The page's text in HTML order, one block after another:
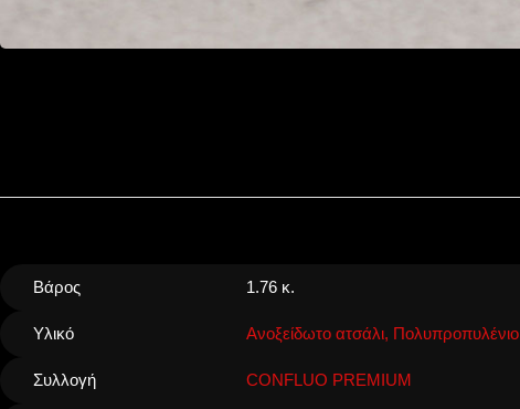
Βάρος 1.76 κ.
Υλικό Ανοξείδωτο ατσάλι, Πολυπροπυλένιο
Συλλογή CONFLUO PREMIUM